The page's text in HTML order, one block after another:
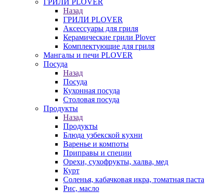
ГРИЛИ PLOVER
Назад
ГРИЛИ PLOVER
Аксессуары для гриля
Керамические грили Plover
Комплектующие для гриля
Мангалы и печи PLOVER
Посуда
Назад
Посуда
Кухонная посуда
Столовая посуда
Продукты
Назад
Продукты
Блюда узбекской кухни
Варенье и компоты
Приправы и специи
Орехи, сухофрукты, халва, мед
Курт
Соленья, кабачковая икра, томатная паста
Рис, масло